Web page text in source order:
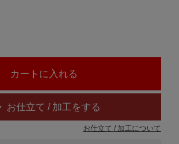
お仕立て / 加工をする
お仕立て / 加工について